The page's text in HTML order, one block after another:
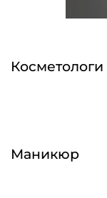
Косметологи
Маникюр